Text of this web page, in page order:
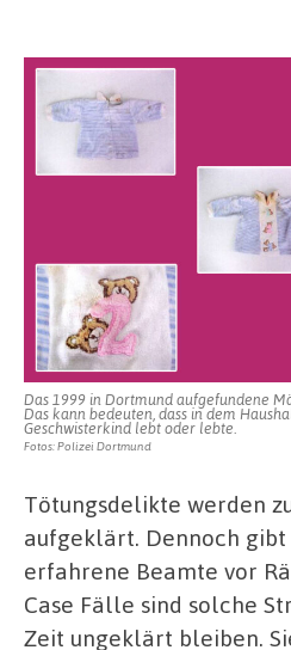
Das 1999 in Dortmund aufgefundene
Das kann bedeuten, dass in dem
Geschwisterkind lebt oder lebte.
Fotos: Polizei Dortmund
Tötungsdelikte werden
aufgeklärt. Dennoch
erfahrene Beamte vor
Case Fälle sind solche
Zeit ungeklärt bleiben.